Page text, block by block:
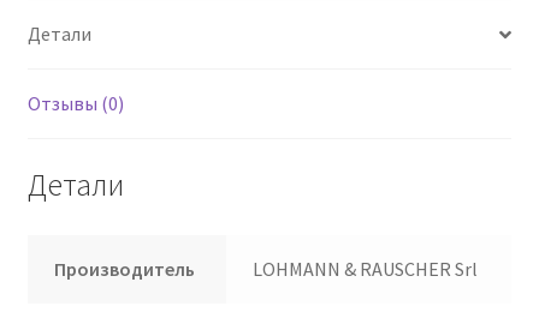
Детали
Отзывы (0)
Детали
Производитель LOHMANN & RAUSCHER Srl